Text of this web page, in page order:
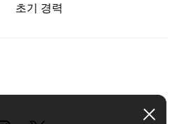
초기 경력